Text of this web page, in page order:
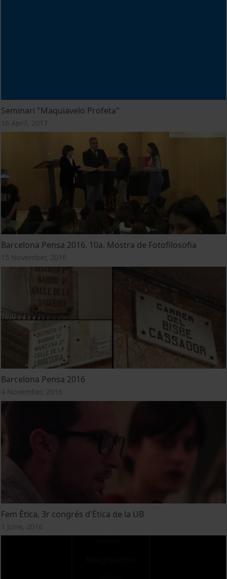
Seminari "Maquiavelo Profeta"
16 April, 2017
Barcelona Pensa 2016. 10a. Mostra de Fotofilosofia
15 November, 2016
Barcelona Pensa 2016
4 November, 2016
Fem Ètica, 3r congrés d'Ètica de la UB
1 June, 2016